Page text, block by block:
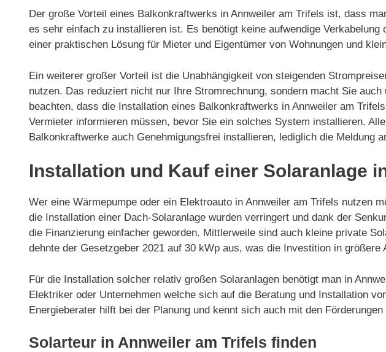
Der große Vorteil eines Balkonkraftwerks in Annweiler am Trifels ist, dass
es sehr einfach zu installieren ist. Es benötigt keine aufwendige
einer praktischen Lösung für Mieter und Eigentümer von Wohnungen und
Ein weiterer großer Vorteil ist die Unabhängigkeit von steigenden
nutzen. Das reduziert nicht nur Ihre Stromrechnung, sondern macht Sie
beachten, dass die Installation eines Balkonkraftwerks in Annweiler am
Vermieter informieren müssen, bevor Sie ein solches System installieren.
Balkonkraftwerke auch Genehmigungsfrei installieren, lediglich die Meldung
Installation und Kauf einer Solaranlage
Wer eine Wärmepumpe oder ein Elektroauto in Annweiler am Trifels nutzen
die Installation einer Dach-Solaranlage wurden verringert und dank der
die Finanzierung einfacher geworden. Mittlerweile sind auch kleine private
dehnte der Gesetzgeber 2021 auf 30 kWp aus, was die Investition in größere
Für die Installation solcher relativ großen Solaranlagen benötigt man in
Elektriker oder Unternehmen welche sich auf die Beratung und Installation
Energieberater hilft bei der Planung und kennt sich auch mit den Förderungen
Solarteur in Annweiler am Trifels finden